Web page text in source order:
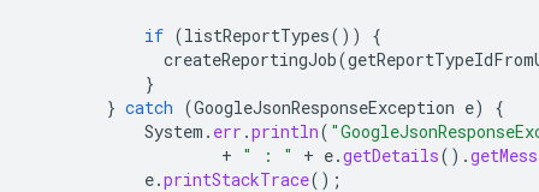
if (listReportTypes())
{
createReportingJob(
}
} catch (GoogleJsonResponseException e)
{
System . err .println(
+ " : " + e.getDetails().
e.printStackTrace();